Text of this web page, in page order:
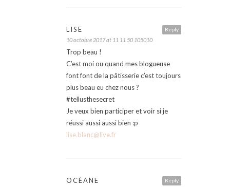
Reply
LISE
10 octobre 2017 at 11 11 50 105010
Trop beau !
C’est moi ou quand mes blogueuse
font font de la pâtisserie c’est toujours
plus beau eu chez nous ?
#tellusthesecret
Je veux bien participer et voir si je
réussi aussi aussi bien :p
lise.blanc@live.fr
Reply
OCÉANE